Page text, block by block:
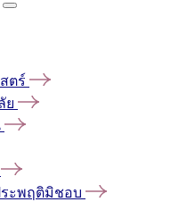
ตร์
ย
ระพฤติมิชอบ